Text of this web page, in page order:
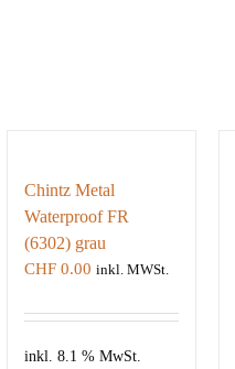
Chintz Metal
Waterproof FR
(6302) grau
CHF0.00 inkl. MWSt.
inkl. 8.1 % MwSt.